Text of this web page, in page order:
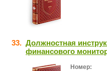
33. Должностная
финансового
Номер: